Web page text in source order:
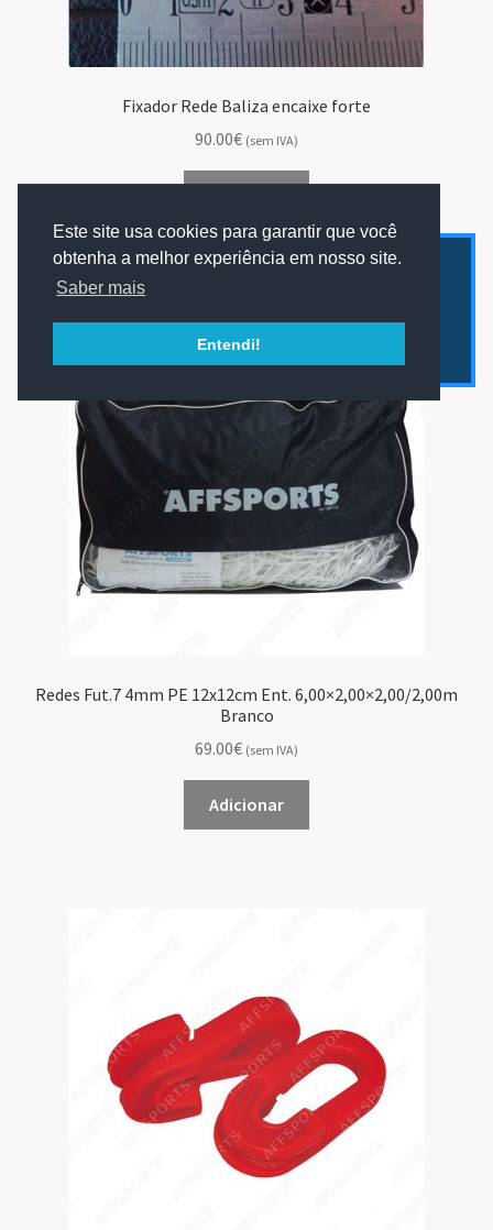
Este site usa cookies para garantir que você
obtenha a melhor experiência em nosso site.
Saber mais
Entendi!
Fixador Rede Baliza encaixe forte
90.00€ (sem IVA)
Redes Fut.7 4mm PE 12x12cm Ent. 6,00×2,00×2,00/2,00m
Branco
69.00€ (sem IVA)
Adicionar
Apenas enviamos mercadorias para Portugal
Continental ou Ilhas.
Contacte-nos para mais informação.